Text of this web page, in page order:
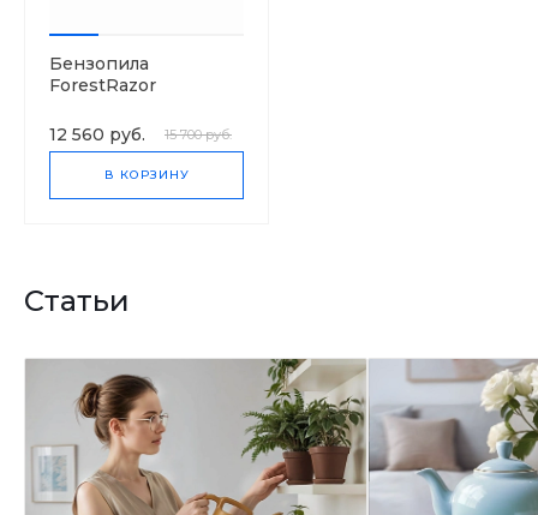
Бензопила
ForestRazor
12 560 руб.
15 700 руб.
В КОРЗИНУ
Статьи